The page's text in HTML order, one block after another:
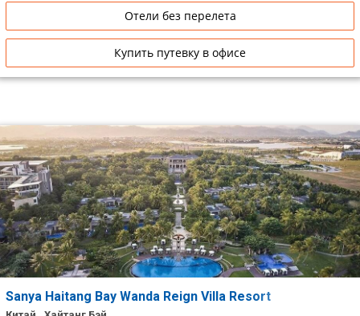
Отели без перелета
Купить путевку в офисе
Sanya Haitang Bay Wanda Reign Villa Resort